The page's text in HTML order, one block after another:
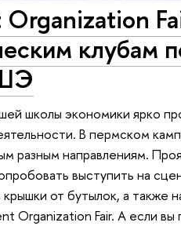
клубам
школы экономики ярко
В пермском
разным направлениям.
выступить на
от бутылок, а также
Organization Fair. А если